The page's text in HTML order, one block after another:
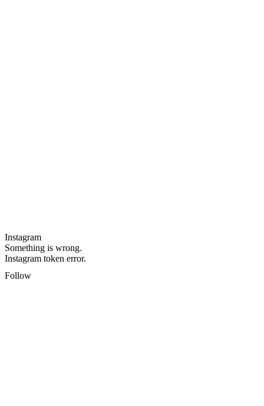
Instagram
Something is wrong.
Instagram token error.
Follow